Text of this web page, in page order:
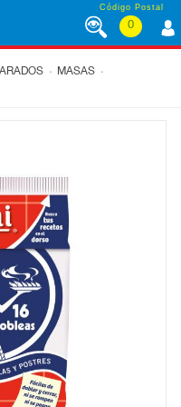
Código Postal
0
. MASAS .